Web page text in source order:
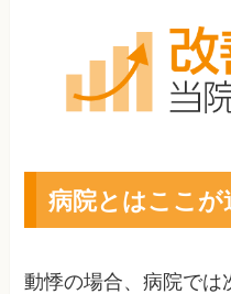
病院とはここが
動悸の場合、病院では